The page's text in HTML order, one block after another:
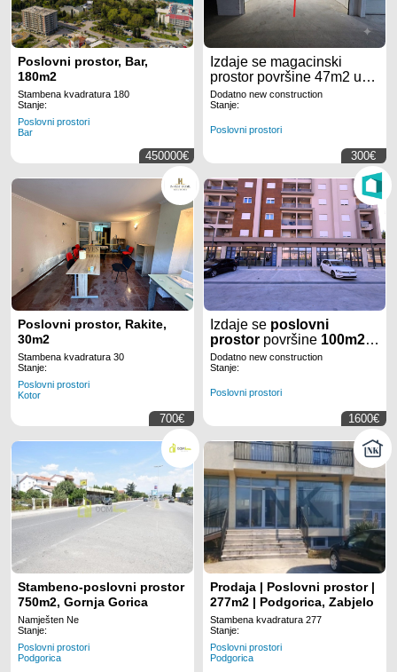
Poslovni prostor, Bar,
180m2
Stambena kvadratura 180
Stanje:
Poslovni prostori
Bar
450000€
Izdaje se magacinski
prostor površine 47m2 u
naselju Zagorič u
Podgorici.
Dodatno new construction
Stanje:
Poslovni prostori
300€
Poslovni prostor, Rakite,
30m2
Stambena kvadratura 30
Stanje:
Poslovni prostori
Kotor
700€
Izdaje se poslovni
prostor površine 100m2,
naStarom
aerodromu
Dodatno new construction
Stanje:
Poslovni prostori
1600€
Stambeno-poslovni prostor
750m2, Gornja Gorica
Namješten Ne
Stanje:
Poslovni prostori
Podgorica
Prodaja | Poslovni prostor |
277m2 | Podgorica, Zabjelo
Stambena kvadratura 277
Stanje:
Poslovni prostori
Podgorica